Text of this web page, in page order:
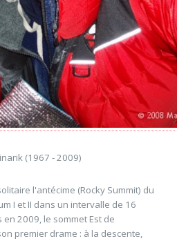
(1967 - 2009)
l'antécime (Rocky Summit) du
I et II dans un intervalle de 16
2009, le sommet Est de
premier drame : à la descente,